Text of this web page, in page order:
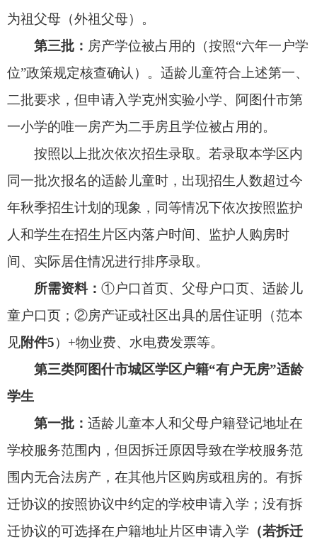
内，户主、房主为祖父母（外祖父母）的。按户籍
地址片区申请入学。
所需资料：①户口首页、父母户口页、适龄儿
童户口页；②房产证或社区出具的居住证明（范本
配相关佐证材料（仅针对拆迁户）。
第四类随迁子女
第一批：非阿图什户籍的随迁子女：适龄儿童
少年本人非阿图什户籍，适龄儿童少年本人、父母
或其他法定监护人在学校服务范围内合法居住。严
策，以居住地址确定片区学校。
所需资料：①户口簿（适龄儿童户口页、户口
首页、适龄儿童父母页）；②适龄儿童少年及父亲
（或母亲或其他法定监护人）在我市办理的暂住证
（含居住证）。
适龄儿童少年法定监护人进城务工、从事商业
经营而居住在学校招生区域内一年以上（护边员子
女不受租房时间限制，只要具备城区常住条件且有
监护能力，可安排入学），购买房产或租赁他人住
宅，并实际居住，具备现住址相对稳定生活且具有